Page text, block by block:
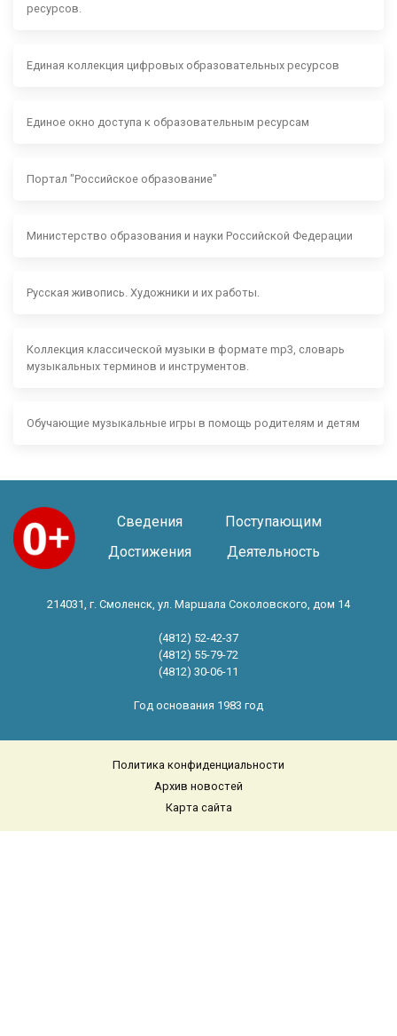
ресурсов.
Единая коллекция цифровых образовательных ресурсов
Единое окно доступа к образовательным ресурсам
Портал "Российское образование"
Министерство образования и науки Российской Федерации
Русская живопись. Художники и их работы.
Коллекция классической музыки в формате mp3, словарь
музыкальных терминов и инструментов.
Обучающие музыкальные игры в помощь родителям и детям
Сведения
Поступающим
Достижения
Деятельность
214031, г. Смоленск, ул. Маршала Соколовского, дом 14
(4812) 52-42-37
(4812) 55-79-72
(4812) 30-06-11
Год основания 1983 год
Политика конфиденциальности
Архив новостей
Карта сайта